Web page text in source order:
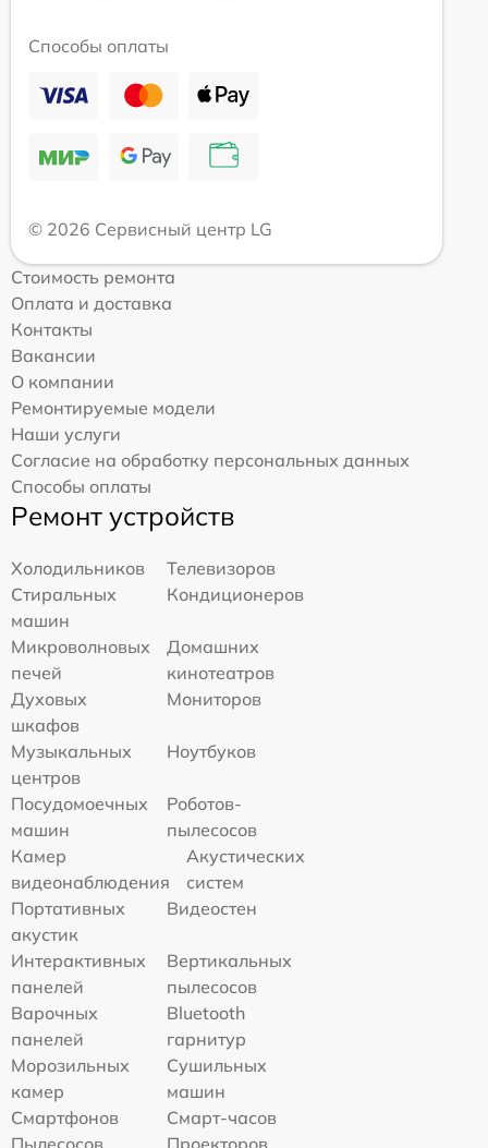
Способы оплаты
© 2026 Сервисный центр LG
Стоимость ремонта
Оплата и доставка
Контакты
Вакансии
О компании
Ремонтируемые модели
Наши услуги
Согласие на обработку персональных данных
Способы оплаты
Ремонт устройств
Холодильников
Телевизоров
Стиральных
машин
Кондиционеров
Микроволновых
печей
Домашних
кинотеатров
Духовых
шкафов
Мониторов
Музыкальных
центров
Ноутбуков
Посудомоечных
машин
Роботов-
пылесосов
Камер
видеонаблюдения
Акустических
систем
Портативных
акустик
Видеостен
Интерактивных
панелей
Вертикальных
пылесосов
Варочных
панелей
Bluetooth
гарнитур
Морозильных
камер
Сушильных
машин
Смартфонов
Смарт-часов
Пылесосов
Проекторов